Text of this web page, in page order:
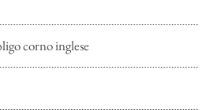
corno inglese